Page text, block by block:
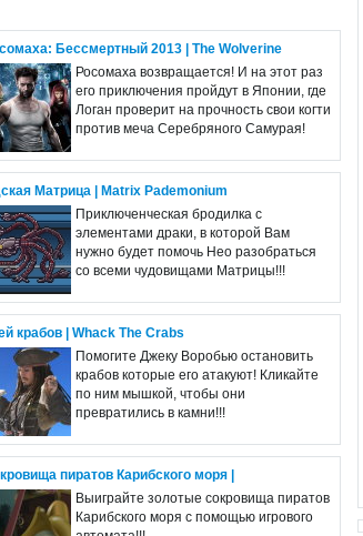
Бессмертный 2013 | The Wolverine
Росомаха возвращается! И на этот раз
его приключения пройдут в Японии, где
Логан проверит на прочность свои когти
против меча Серебряного Самурая!
Матрица | Matrix Pademonium
Приключенческая бродилка с
элементами драки, в которой Вам
нужно будет помочь Нео разобраться
со всеми чудовищами Матрицы!!!
крабов | Whack The Crabs
Помогите Джеку Воробью остановить
крабов которые его атакуют! Кликайте
по ним мышкой, чтобы они
превратились в камни!!!
пиратов Карибского моря |
Выиграйте золотые сокровища пиратов
Карибского моря с помощью игрового